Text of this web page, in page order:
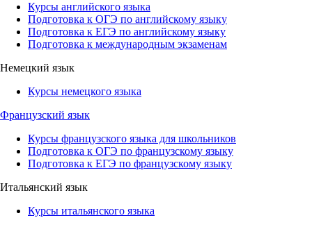
Курсы английского языка
Подготовка к ОГЭ по английскому языку
Подготовка к ЕГЭ по английскому языку
Подготовка к международным экзаменам
Немецкий язык
Курсы немецкого языка
Французский язык
Курсы французского языка для школьников
Подготовка к ОГЭ по французскому языку
Подготовка к ЕГЭ по французскому языку
Итальянский язык
Курсы итальянского языка